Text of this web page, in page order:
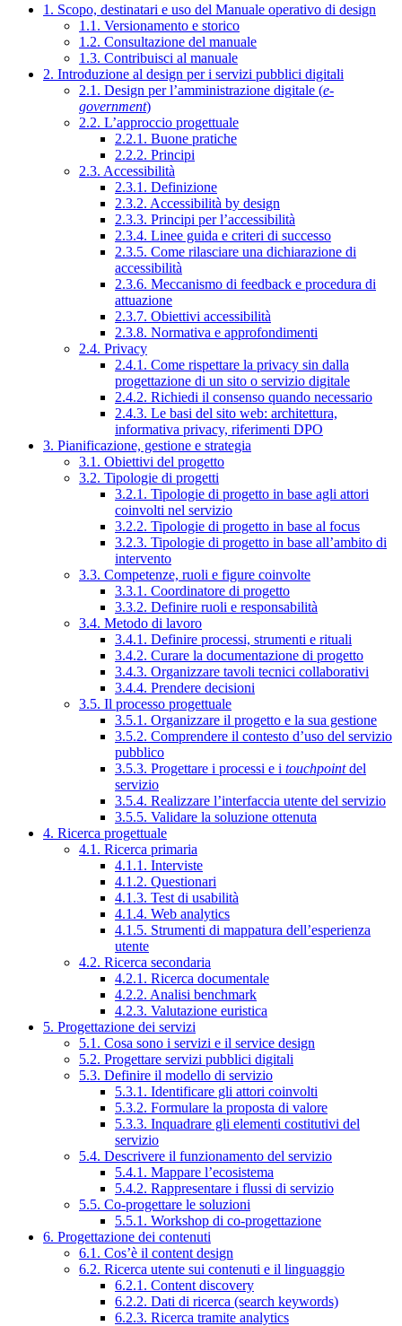
1. Scopo, destinatari e uso del Manuale operativo di design
1.1. Versionamento e storico
1.2. Consultazione del manuale
1.3. Contribuisci al manuale
2. Introduzione al design per i servizi pubblici digitali
2.1. Design per l’amministrazione digitale (e-
government)
2.2. L’approccio progettuale
2.2.1. Buone pratiche
2.2.2. Principi
2.3. Accessibilità
2.3.1. Definizione
2.3.2. Accessibilità by design
2.3.3. Principi per l’accessibilità
2.3.4. Linee guida e criteri di successo
2.3.5. Come rilasciare una dichiarazione di
accessibilità
2.3.6. Meccanismo di feedback e procedura di
attuazione
2.3.7. Obiettivi accessibilità
2.3.8. Normativa e approfondimenti
2.4. Privacy
2.4.1. Come rispettare la privacy sin dalla
progettazione di un sito o servizio digitale
2.4.2. Richiedi il consenso quando necessario
2.4.3. Le basi del sito web: architettura,
informativa privacy, riferimenti DPO
3. Pianificazione, gestione e strategia
3.1. Obiettivi del progetto
3.2. Tipologie di progetti
3.2.1. Tipologie di progetto in base agli attori
coinvolti nel servizio
3.2.2. Tipologie di progetto in base al focus
3.2.3. Tipologie di progetto in base all’ambito di
intervento
3.3. Competenze, ruoli e figure coinvolte
3.3.1. Coordinatore di progetto
3.3.2. Definire ruoli e responsabilità
3.4. Metodo di lavoro
3.4.1. Definire processi, strumenti e rituali
3.4.2. Curare la documentazione di progetto
3.4.3. Organizzare tavoli tecnici collaborativi
3.4.4. Prendere decisioni
3.5. Il processo progettuale
3.5.1. Organizzare il progetto e la sua gestione
3.5.2. Comprendere il contesto d’uso del servizio
pubblico
3.5.3. Progettare i processi e i touchpointdel
servizio
3.5.4. Realizzare l’interfaccia utente del servizio
3.5.5. Validare la soluzione ottenuta
4. Ricerca progettuale
4.1. Ricerca primaria
4.1.1. Interviste
4.1.2. Questionari
4.1.3. Test di usabilità
4.1.4. Web analytics
4.1.5. Strumenti di mappatura dell’esperienza
utente
4.2. Ricerca secondaria
4.2.1. Ricerca documentale
4.2.2. Analisi benchmark
4.2.3. Valutazione euristica
5. Progettazione dei servizi
5.1. Cosa sono i servizi e il service design
5.2. Progettare servizi pubblici digitali
5.3. Definire il modello di servizio
5.3.1. Identificare gli attori coinvolti
5.3.2. Formulare la proposta di valore
5.3.3. Inquadrare gli elementi costitutivi del
servizio
5.4. Descrivere il funzionamento del servizio
5.4.1. Mappare l’ecosistema
5.4.2. Rappresentare i flussi di servizio
5.5. Co-progettare le soluzioni
5.5.1. Workshop di co-progettazione
6. Progettazione dei contenuti
6.1. Cos’è il content design
6.2. Ricerca utente sui contenuti e il linguaggio
6.2.1. Content discovery
6.2.2. Dati di ricerca (search keywords)
6.2.3. Ricerca tramite analytics